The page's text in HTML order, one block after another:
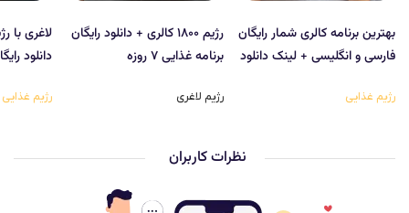
بهترین برنامه کالری شمار رایگان
فارسی و انگلیسی + لینک دانلود
رژیم غذایی
رژیم ۱۸۰۰ کالری + دانلود رایگان
برنامه غذایی ۷ روزه
رژیم لاغری
دانلود
رژیم غذایی
نظرات کاربران